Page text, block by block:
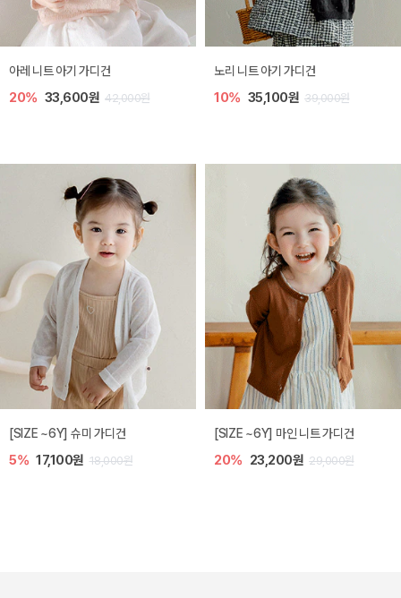
[SIZE ~6Y] 로메이 라운지 셋업
30% 18,200원 26,000원
밀라 아기 원피스
30% 23,800원 34,000원
밀라 아기 점프수트
10% 30,600원 34,000원
밀라 아기 셋업
40% 26,400원 44,000원